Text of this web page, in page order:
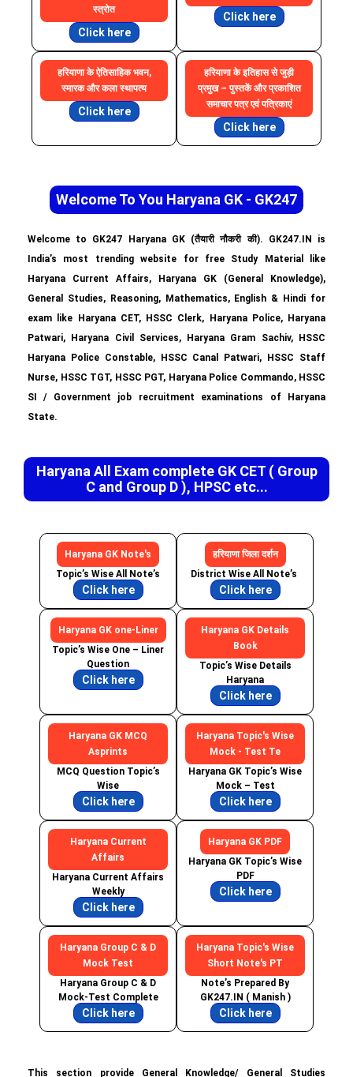
स्त्रोत
Click here
Click here
हरियाणा के ऐतिसाहिक भवन,
स्मारक और कला स्थापत्य
Click here
हरियाणा के इतिहास से जुड़ी
प्रमुख – पुस्तकें और प्रकाशित
समाचार पत्र एवं पत्रिकाएं
Click here
Welcome To You Haryana GK - GK247
Welcome to GK247 Haryana GK (तैयारी नौकरी की). GK247.IN is
India’s most trending website for free Study Material like
Haryana Current Affairs, Haryana GK (General Knowledge),
General Studies, Reasoning, Mathematics, English & Hindi for
exam like Haryana CET, HSSC Clerk, Haryana Police, Haryana
Patwari, Haryana Civil Services, Haryana Gram Sachiv, HSSC
Haryana Police Constable, HSSC Canal Patwari, HSSC Staff
Nurse, HSSC TGT, HSSC PGT, Haryana Police Commando, HSSC
SI / Government job recruitment examinations of Haryana
State.
Haryana All Exam complete GK CET ( Group
C and Group D ), HPSC etc...
Haryana GK Note's
Topic’s Wise All Note’s
Click here
हरियाणा जिला दर्शन
District Wise All Note’s
Click here
Haryana GK one-Liner
Topic’s Wise One – Liner
Question
Click here
Haryana GK Details
Book
Topic’s Wise Details
Haryana
Click here
Haryana GK MCQ
Asprints
MCQ Question Topic’s
Wise
Click here
Haryana Topic's Wise
Mock - Test Te
Haryana GK Topic’s Wise
Mock – Test
Click here
Haryana Current
Affairs
Haryana Current Affairs
Weekly
Click here
Haryana GK PDF
Haryana GK Topic’s Wise
PDF
Click here
Haryana Group C & D
Mock Test
Haryana Group C & D
Mock-Test Complete
Click here
Haryana Topic's Wise
Short Note's PT
Note’s Prepared By
GK247.IN ( Manish )
Click here
This section provide General Knowledge/ General Studies